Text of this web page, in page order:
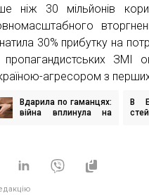
ніж 30 мільйонів
30% прибутку на
ЗМІ
агресором з
Вдарила по гаманцях:
війна вплинула на
В